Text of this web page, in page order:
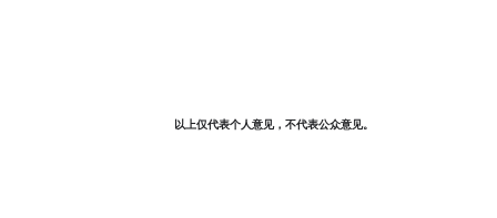
以上仅代表个人意见，不代表公众意见。